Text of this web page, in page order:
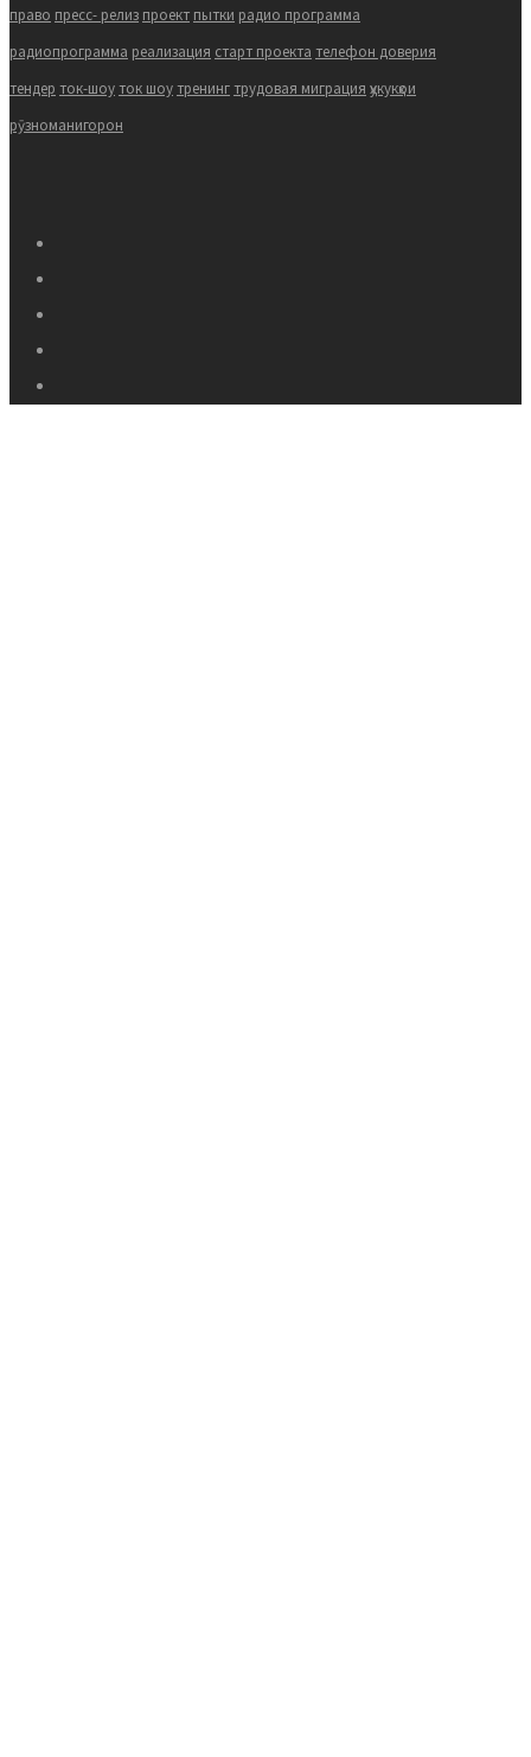
право пресс- релиз проект пытки радио программа
радиопрограмма реализация старт проекта телефон доверия
тендер ток-шоуток шоутренингтрудовая миграция ҳукукҳои
рӯзноманигорон